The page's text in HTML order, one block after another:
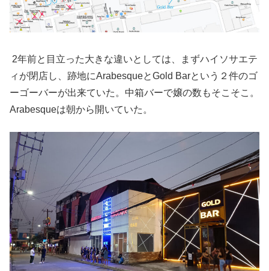
2年前と目立った大きな違いとしては、まずハイソサエテ
ィが閉店し、跡地にArabesqueとGold Barという２件のゴ
ーゴーバーが出来ていた。中箱バーで嬢の数もそこそこ。
Arabesqueは朝から開いていた。